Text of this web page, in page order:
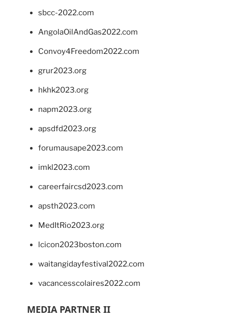
sbcc-2022.com
AngolaOilAndGas2022.com
Convoy4Freedom2022.com
grur2023.org
hkhk2023.org
napm2023.org
apsdfd2023.org
forumausape2023.com
imkl2023.com
careerfaircsd2023.com
apsth2023.com
MedItRio2023.org
lcicon2023boston.com
waitangidayfestival2022.com
vacancesscolaires2022.com
MEDIA PARTNER II